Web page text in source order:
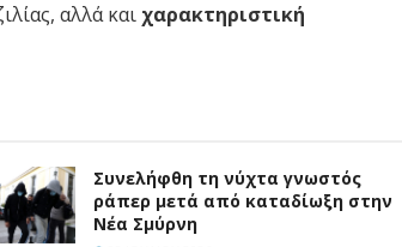
αλλά και χαρακτηριστική
Συνελήφθη τη νύχτα γνωστός
ράπερ μετά από καταδίωξη στην
Νέα Σμύρνη